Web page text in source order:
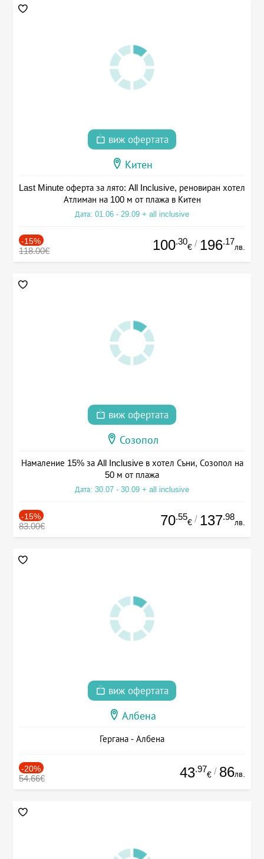
виж офертата
Китен
Last Minute оферта за лято: All Inclusive, реновиран хотел
Атлиман на 100 м от плажа в Китен
Дата: 01.06 - 29.09 + all inclusive
-15%
118.00€ 100.30
€ / 196.17
лв.
виж офертата
Созопол
Намаление 15% за All Inclusive в хотел Съни, Созопол на
50 м от плажа
Дата: 30.07 - 30.09 + all inclusive
-15%
83.00€ 70.55
€ / 137.98
лв.
виж офертата
Албена
Гергана - Албена
-20%
54.66€ 43.97
€ / 86лв.